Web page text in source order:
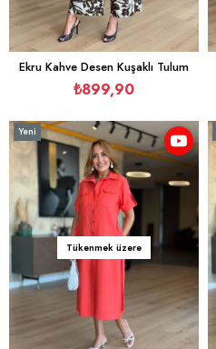
Ekru Kahve Desen Kuşaklı Tulum
₺899,90
Tükenmek üzere
Yeni
Ürün